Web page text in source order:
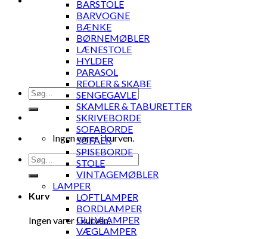
Søg
efter:
Ingen varer i kurven.
Søg
efter:
Kurv
Ingen varer i kurven.
BARSTOLE
BARVOGNE
BÆNKE
BØRNEMØBLER
LÆNESTOLE
HYLDER
PARASOL
REOLER & SKABE
SENGEGAVLE
SKAMLER & TABURETTER
SKRIVEBORDE
SOFABORDE
SOFAER
SPISEBORDE
STOLE
VINTAGEMØBLER
LAMPER
LOFTLAMPER
BORDLAMPER
GULVLAMPER
VÆGLAMPER